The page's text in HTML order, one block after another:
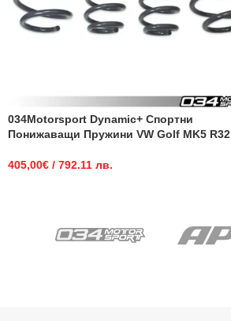
034Motorsport Dynamic+ Спортни
Понижаващи Пружини VW Golf MK5 R32
405,00€ / 792.11 лв.